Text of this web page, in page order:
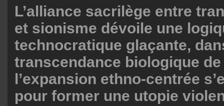
L’alliance sacrilège entre
et sionisme dévoile une
technocratique glaçante,
transcendance biologique de
l’expansion ethno-centrée
pour former une utopie